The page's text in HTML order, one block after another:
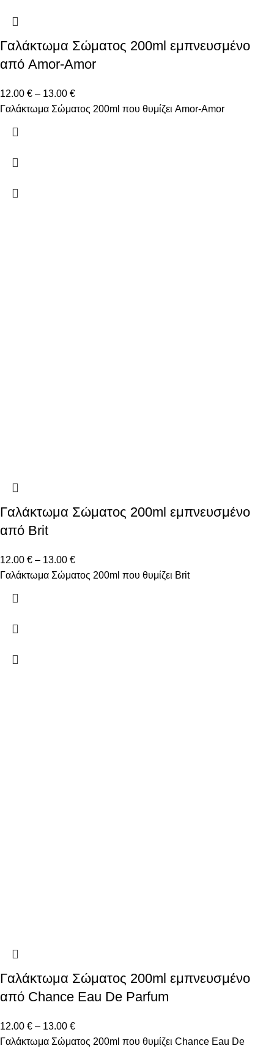
Γαλάκτωμα Σώματος 200ml εμπνευσμένο
από Amor-Amor
12.00 € – 13.00 €
Γαλάκτωμα Σώματος 200ml που θυμίζει Amor-Amor
Γαλάκτωμα Σώματος 200ml εμπνευσμένο
από Brit
12.00 € – 13.00 €
Γαλάκτωμα Σώματος 200ml που θυμίζει Brit
Γαλάκτωμα Σώματος 200ml εμπνευσμένο
από Chance Eau De Parfum
12.00 € – 13.00 €
Γαλάκτωμα Σώματος 200ml που θυμίζει Chance Eau De